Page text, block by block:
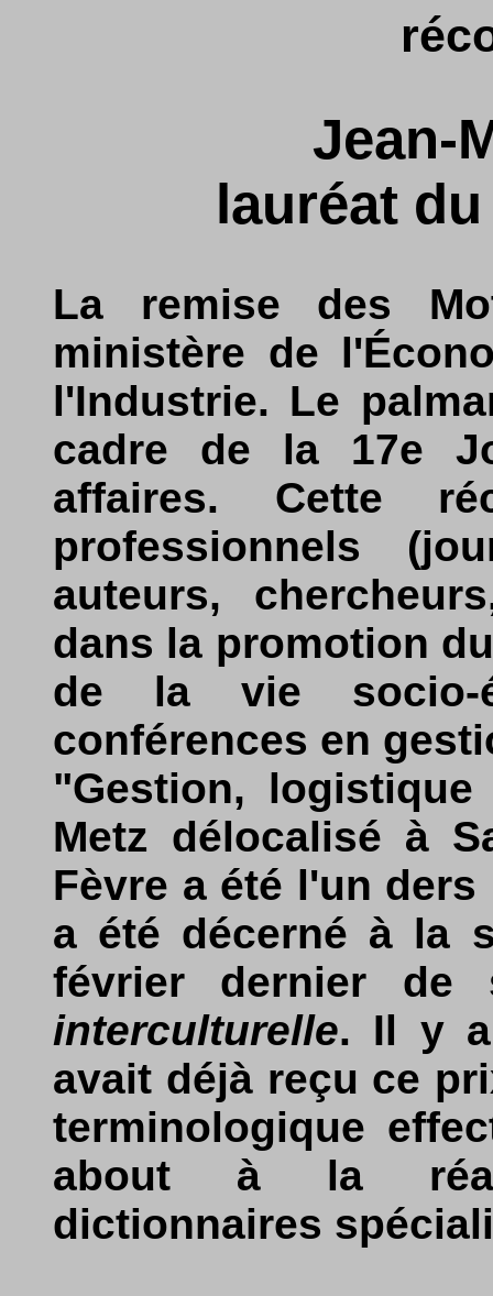
Jean-
lauréat
La remise des
ministère de
l'Industrie. Le
cadre de la 17e
affaires. Cette
professionnels
auteurs,
dans la promotion
de la vie socio-
conférences en
"Gestion,
Metz délocalisé à
Fèvre a été l'un
a été décerné à la
février dernier
interculturelle. Il y a
avait déjà reçu ce
terminologique
about à la
dictionnaires